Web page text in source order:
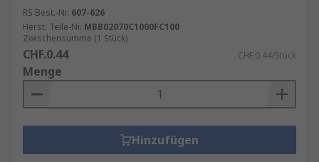
RS Best.-Nr. 607-626
Herst. Teile-Nr. MBB02070C1000FC100
Zwischensumme (1 Stück)
CHF.0.44 CHF.0.44/Stück
Menge
Hinzufügen